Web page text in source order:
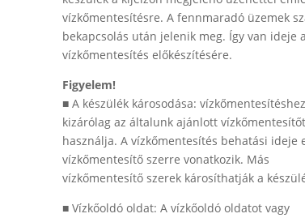
vízkőmentesítésre. A fennmaradó üzemek
bekapcsolás után jelenik meg. Így van ideje a
vízkőmentesítés előkészítésére.
Figyelem!
■ A készülék károsodása: vízkőmentesítéshez
kizárólag az általunk ajánlott vízkőmentesítőt
használja. A vízkőmentesítés behatási ideje
vízkőmentesítő szerre vonatkozik. Más
vízkőmentesítő szerek károsíthatják a
■ Vízkőoldó oldat: A vízkőoldó oldatot vagy